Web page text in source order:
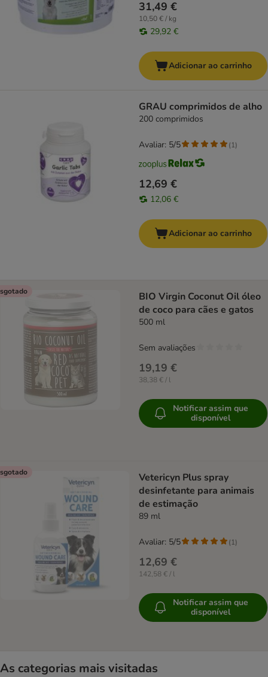
31,49 €
10,50 € / kg
29,92 €
Adicionar ao carrinho
GRAU comprimidos de alho
200 comprimidos
12,69 €
12,06 €
Avaliar: 5/5 (1)
Adicionar ao carrinho
BIO Virgin Coconut Oil óleo
de coco para cães e gatos
500 ml
19,19 €
38,38 € / l
Sem avaliações
Notificar assim que
disponível
Vetericyn Plus spray
desinfetante para animais
de estimação
89 ml
12,69 €
142,58 € / l
Avaliar: 5/5 (1)
Notificar assim que
disponível
As categorias mais visitadas